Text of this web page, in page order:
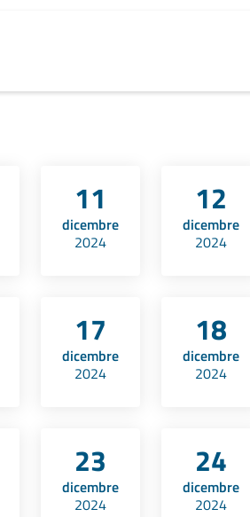
11
dicembre
2024
12
dicembre
2024
17
dicembre
2024
18
dicembre
2024
23
dicembre
2024
24
dicembre
2024